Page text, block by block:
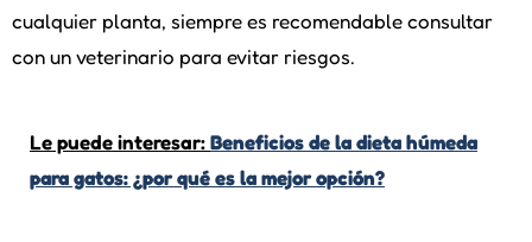
cualquier planta, siempre es recomendable consultar
con un veterinario para evitar riesgos.
Le puede interesar:Beneficios de la dieta húmeda
para gatos: ¿por qué es la mejor opción?